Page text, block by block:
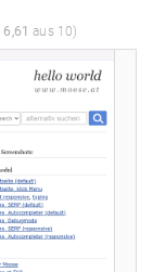
6,61 aus 10)